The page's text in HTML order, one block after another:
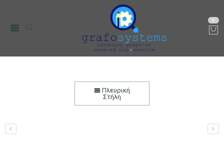
0
Χαρτικά-Είδη Γραφείου Σελοτέιπ
Πλευρική
Στήλη